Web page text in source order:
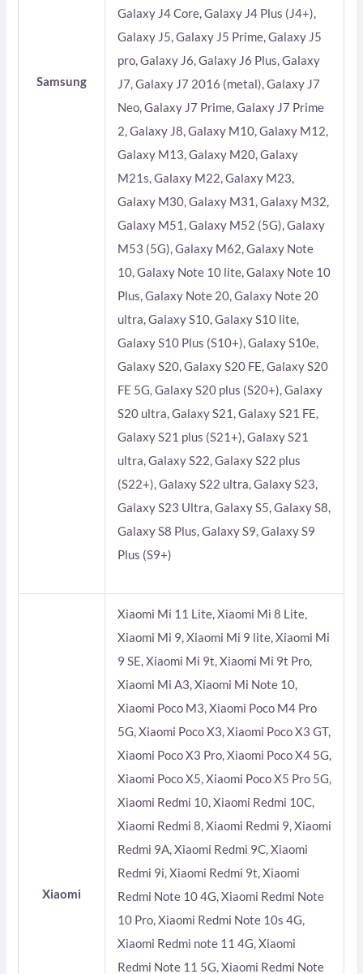
Samsung
Galaxy J4 Core, Galaxy J4 Plus (J4+),
Galaxy J5, Galaxy J5 Prime, Galaxy J5
pro, Galaxy J6, Galaxy J6 Plus, Galaxy
J7, Galaxy J7 2016 (metal), Galaxy J7
Neo, Galaxy J7 Prime, Galaxy J7 Prime
2, Galaxy J8, Galaxy M10, Galaxy M12,
Galaxy M13, Galaxy M20, Galaxy
M21s, Galaxy M22, Galaxy M23,
Galaxy M30, Galaxy M31, Galaxy M32,
Galaxy M51, Galaxy M52 (5G), Galaxy
M53 (5G), Galaxy M62, Galaxy Note
10, Galaxy Note 10 lite, Galaxy Note 10
Plus, Galaxy Note 20, Galaxy Note 20
ultra, Galaxy S10, Galaxy S10 lite,
Galaxy S10 Plus (S10+), Galaxy S10e,
Galaxy S20, Galaxy S20 FE, Galaxy S20
FE 5G, Galaxy S20 plus (S20+), Galaxy
S20 ultra, Galaxy S21, Galaxy S21 FE,
Galaxy S21 plus (S21+), Galaxy S21
ultra, Galaxy S22, Galaxy S22 plus
(S22+), Galaxy S22 ultra, Galaxy S23,
Galaxy S23 Ultra, Galaxy S5, Galaxy S8,
Galaxy S8 Plus, Galaxy S9, Galaxy S9
Plus (S9+)
Xiaomi
Xiaomi Mi 11 Lite, Xiaomi Mi 8 Lite,
Xiaomi Mi 9, Xiaomi Mi 9 lite, Xiaomi Mi
9 SE, Xiaomi Mi 9t, Xiaomi Mi 9t Pro,
Xiaomi Mi A3, Xiaomi Mi Note 10,
Xiaomi Poco M3, Xiaomi Poco M4 Pro
5G, Xiaomi Poco X3, Xiaomi Poco X3 GT,
Xiaomi Poco X3 Pro, Xiaomi Poco X4 5G,
Xiaomi Poco X5, Xiaomi Poco X5 Pro 5G,
Xiaomi Redmi 10, Xiaomi Redmi 10C,
Xiaomi Redmi 8, Xiaomi Redmi 9, Xiaomi
Redmi 9A, Xiaomi Redmi 9C, Xiaomi
Redmi 9i, Xiaomi Redmi 9t, Xiaomi
Redmi Note 10 4G, Xiaomi Redmi Note
10 Pro, Xiaomi Redmi Note 10s 4G,
Xiaomi Redmi note 11 4G, Xiaomi
Redmi Note 11 5G, Xiaomi Redmi Note